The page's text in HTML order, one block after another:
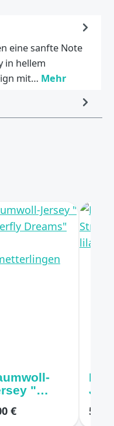
eine sanfte Note
in hellem
mit… Mehr
"
mit
€ 5,00